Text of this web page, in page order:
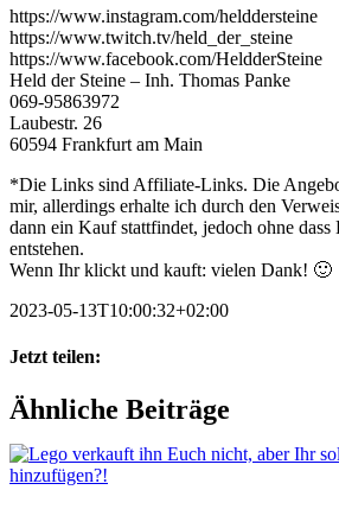
https://www.instagram.com/helddersteine
https://www.twitch.tv/held_der_steine
https://www.facebook.com/HeldderSteine
Held der Steine – Inh. Thomas Panke
069-95863972
Laubestr. 26
60594 Frankfurt am Main
*Die Links sind Affiliate-Links. Die
mir, allerdings erhalte ich durch den
dann ein Kauf stattfindet, jedoch ohne dass
entstehen.
Wenn Ihr klickt und kauft: vielen Dank! 🙂
2023-05-13T10:00:32+02:00
Jetzt teilen:
Facebook
X
WhatsApp
Pinterest
E-
Mail
Ähnliche Beiträge